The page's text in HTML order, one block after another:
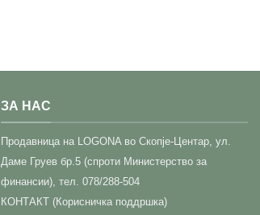
ЗА НАС
Прoдавница на LOGONA во Скопје-Центар, ул.
Даме Груев бр.5 (спроти Министерство за
финансии), тел. 078/288-504
КОНТАКТ (Корисничка поддршка)